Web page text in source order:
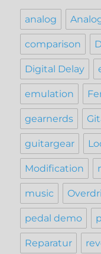
analog
comparison
Digital Delay
emulation
gearnerds
guitargear
Modification
music
pedal demo
Reparatur